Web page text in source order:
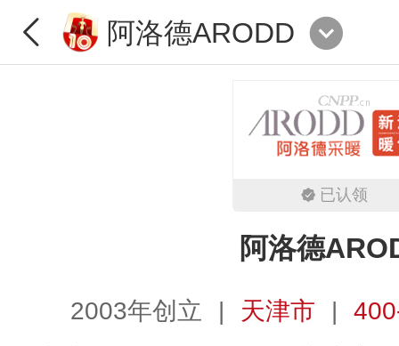
阿洛德ARODD
已认领
阿洛德
2003年创立 天津市